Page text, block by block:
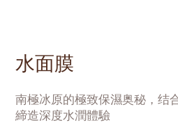
水面膜
南極冰原的極致保濕奥秘，结
締造深度水潤體驗